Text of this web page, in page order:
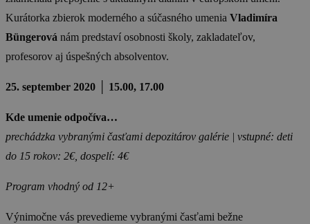
Kurátorka zbierok moderného a súčasného umenia Vladimíra
Büngerová nám predstaví osobnosti školy, zakladateľov,
profesorov aj úspešných absolventov.
25. september 2020 │ 15.00, 17.00
Kde umenie odpočíva…
prechádzka vybranými časťami depozitárov galérie | vstupné: deti
do 15 rokov: 2€, dospelí: 4€
Program vhodný od 12+
Výnimočne vás prevedieme vybranými časťami bežne